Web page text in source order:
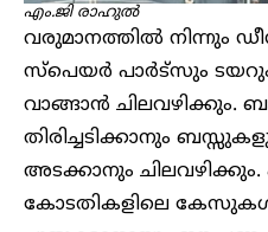
എം.ജി രാഹുൽ
വരുമാനത്തിൽ നിന്നും
സ്പെയർ പാർട്സും
വാങ്ങാൻ ചിലവഴിക്കും.
തിരിച്ചടിക്കാനും
അടക്കാനും ചിലവഴിക്കും.
കോടതികളിലെ